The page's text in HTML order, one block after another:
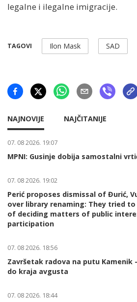
legalne i ilegalne imigracije.
TAGOVI Ilon Mask SAD
NAJNOVIJE NAJČITANIJE
07. 08 2026. 19:07
MPNI: Gusinje dobija samostalni
07. 08 2026. 19:02
Perić proposes dismissal of Đurić,
over library renaming: They tried
of deciding matters of public
participation
07. 08 2026. 18:56
Završetak radova na putu Kamenik
do kraja avgusta
07. 08 2026. 18:44